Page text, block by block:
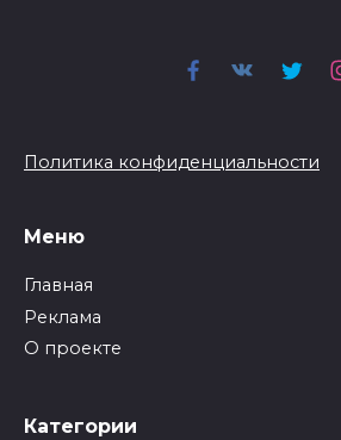
Политика конфиденциальности
Меню
Главная
Реклама
О проекте
Категории